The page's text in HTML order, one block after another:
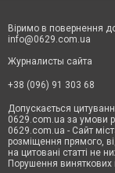
Віримо в повернення
info@0629.com.ua
Журналисты сайта
+38 (096) 91 303 68
Допускається
0629.com.ua за умови
0629.com.ua - Сайт
розміщення прямого,
на цитовані статті не
Порушення